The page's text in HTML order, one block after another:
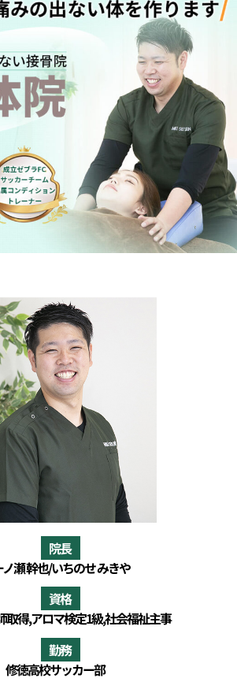
院長
瀬 幹也/いちのせ みきや
資格
取得,アロマ検定1級,社会福祉主事
勤務
修徳高校サッカー部